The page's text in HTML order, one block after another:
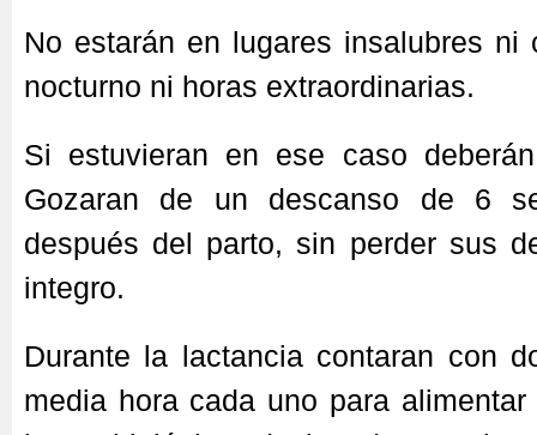
No estarán en lugares insalubres ni
nocturno ni horas extraordinarias.
Si estuvieran en ese caso
Gozaran de un descanso de 6
después del parto, sin perder sus
integro.
Durante la lactancia contaran con
media hora cada uno para